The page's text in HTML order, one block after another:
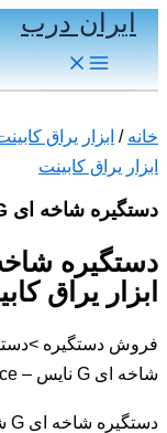
پرش
به
محتوا
ایران درب
Main
Menu
خانه / ابزار یراق
ابزار یراق کابینت
دستگیره شاخه ای G نایس – nice
ابزار یراق
فروش دستگیره
شاخه ای G نایس – nice
دستگیره شاخه ای G شکل